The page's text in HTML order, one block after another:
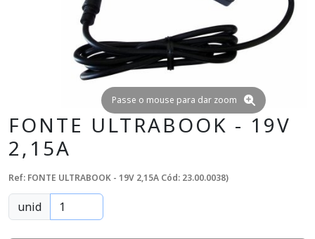
Passe o mouse para dar zoom
FONTE ULTRABOOK - 19V
2,15A
Ref: FONTE ULTRABOOK - 19V 2,15A Cód: 23.00.0038)
unid